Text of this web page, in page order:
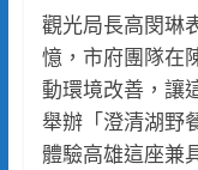
觀光局長高閔琳
憶，市府團隊在
動環境改善，讓
舉辦「澄清湖野
體驗高雄這座兼